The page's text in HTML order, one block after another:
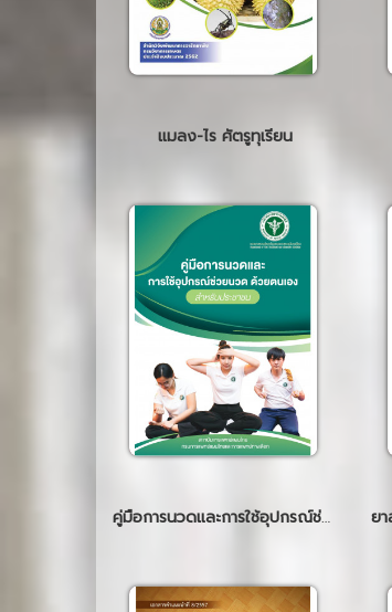
แมลง-ไร ศัตรูทุเรียน
คู่มือการนวดและการใช้อุปกรณ์ช่วยนวดด้วยตนเอง สำหรับประชาชน